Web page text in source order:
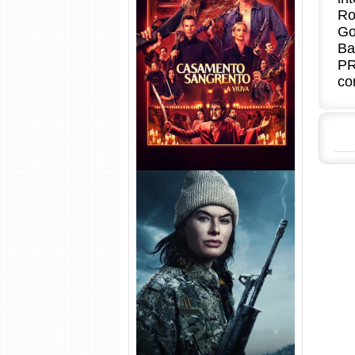
Casamento Sangrento: A
Viúva Torrent (2026) WEB-DL
720p/1080p/4K Dual Áudio
Balística Torrent (2025) WEB-
DL 1080p Dual Áudio